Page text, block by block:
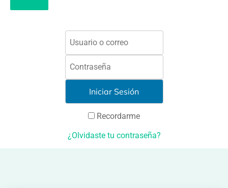
Recordarme
¿Olvidaste tu contraseña?